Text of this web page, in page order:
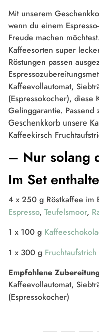
Mit unserem
wenn du einem
Freude machen
Kaffeesorten super
Röstungen passen
Kaffeevollautomat,
(Espressokocher), diese
Gelinggarantie. Passend
Geschenkkorb unsere
Kaffeekirsch
– Nur solang
Im Set
4 x 250 g Röstkaffee im
Espresso, Teufelsmoor,
1 x 100 g
1 x 300 g
Empfohlene
Kaffeevollautomat,
(Espressokocher)